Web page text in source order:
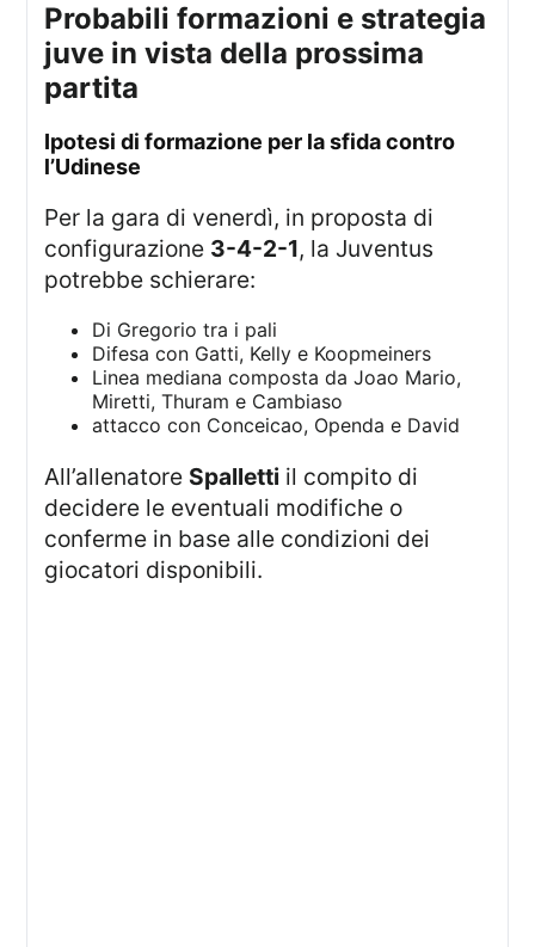
probabili formazioni e strategia
juve in vista della prossima
partita
ipotesi di formazione per la sfida contro
l’Udinese
Per la gara di venerdì, in proposta di
configurazione 3-4-2-1, la Juventus
potrebbe schierare:
Di Gregorio tra i pali
Difesa con Gatti, Kelly e Koopmeiners
Linea mediana composta da Joao Mario,
Miretti, Thuram e Cambiaso
attacco con Conceicao, Openda e David
All’allenatore Spalletti il compito di
decidere le eventuali modifiche o
conferme in base alle condizioni dei
giocatori disponibili.